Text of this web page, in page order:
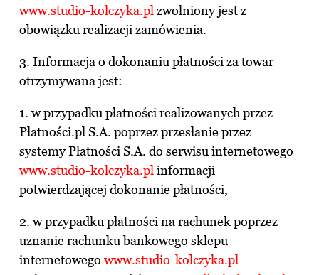
www.studio-kolczyka.pl zwolniony jest z
obowiązku realizacji zamówienia.
3. Informacja o dokonaniu płatności za towar
otrzymywana jest:
1. w przypadku płatności realizowanych przez
Płatności.pl S.A. poprzez przesłanie przez
systemy Płatności S.A. do serwisu internetowego
www.studio-kolczyka.pl informacji
potwierdzającej dokonanie płatności,
2. w przypadku płatności na rachunek poprzez
uznanie rachunku bankowego sklepu
internetowego www.studio-kolczyka.pl